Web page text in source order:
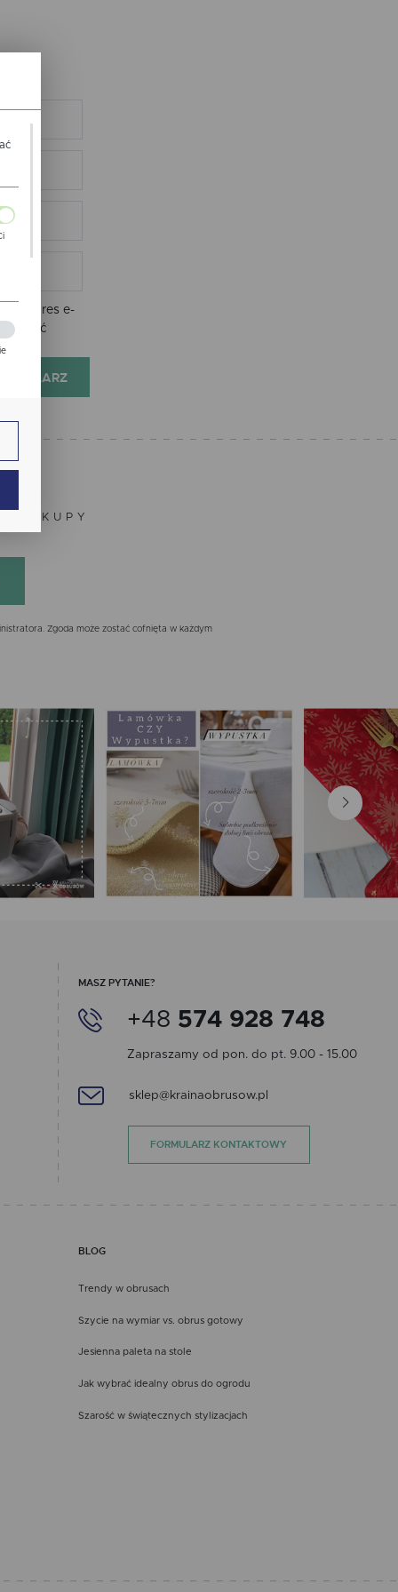
adres e-
zostać
ZAKUPY
Zgoda może zostać cofnięta w każdym
MASZ PYTANIE?
+48 574 928 748
Zapraszamy od pon. do pt. 9.00 - 15.00
sklep@krainaobrusow.pl
FORMULARZ KONTAKTOWY
BLOG
Trendy w obrusach
Szycie na wymiar vs. obrus gotowy
Jesienna paleta na stole
Jak wybrać idealny obrus do ogrodu
Szarość w świątecznych stylizacjach